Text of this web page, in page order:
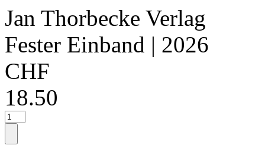
Jan Thorbecke Verlag
Fester Einband | 2026
CHF
18.50